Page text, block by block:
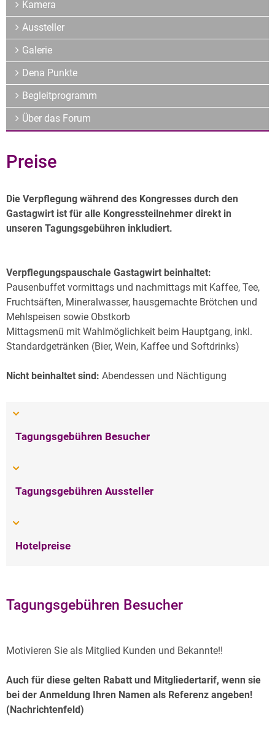
Über uns
Kamera
Aussteller
Galerie
Dena Punkte
Begleitprogramm
Über das Forum
Preise
Die Verpflegung während des Kongresses durch den
Gastagwirt ist für alle Kongressteilnehmer direkt in
unseren Tagungsgebühren inkludiert.
Verpflegungspauschale Gastagwirt beinhaltet:
Pausenbuffet vormittags und nachmittags mit Kaffee, Tee,
Fruchtsäften, Mineralwasser, hausgemachte Brötchen und
Mehlspeisen sowie Obstkorb
Mittagsmenü mit Wahlmöglichkeit beim Hauptgang, inkl.
Standardgetränken (Bier, Wein, Kaffee und Softdrinks)
Nicht beinhaltet sind: Abendessen und Nächtigung
Tagungsgebühren Besucher
Tagungsgebühren Aussteller
Hotelpreise
Tagungsgebühren Besucher
Motivieren Sie als Mitglied Kunden und Bekannte!!
Auch für diese gelten Rabatt und Mitgliedertarif, wenn sie
bei der Anmeldung Ihren Namen als Referenz angeben!
(Nachrichtenfeld)